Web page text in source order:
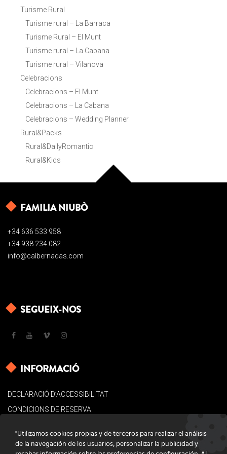
Turisme Rural
Turisme rural – La Barraca
Turisme Rural – El Munt
Turisme rural – La Cabana
Turisme rural – Vilanova
Celebracions
Celebracions – El Munt
Celebracions – La Cabana
Celebracions – Wedding Planner
Rural&Packs
Rural&DailyRomantic
Rural&Kids
FAMILIA NIUBÒ
+34 636 533 958
+34 938 234 082
info@calbernadas.com
SEGUEIX-NOS
INFORMACIÓ
DECLARACIÓ D’ACCESSIBILITAT
CONDICIONS DE RESERVA
POLÍTICA DE COOKIES
"Utilizamos cookies propias y de terceros para realizar el análisis
de la navegación de los usuarios, personalizar la publicidad y